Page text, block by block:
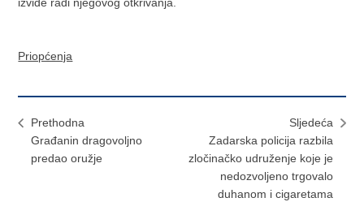
Priopćenja
Prethodna
Građanin dragovoljno
predao oružje
Sljedeća
Zadarska policija razbila
zločinačko udruženje koje je
nedozvoljeno trgovalo
duhanom i cigaretama